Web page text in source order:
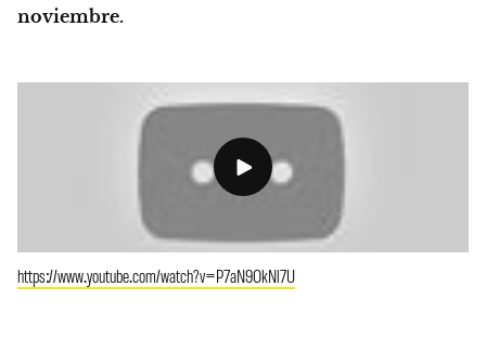
noviembre.
https://www.youtube.com/watch?v=P7aN9OkNl7U